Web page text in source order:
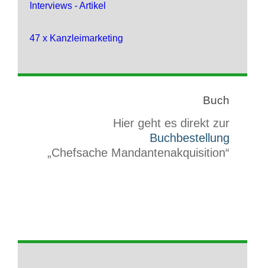
Interviews - Artikel
47 x Kanzleimarketing
Buch
Hier geht es direkt zur
Buchbestellung
„Chefsache Mandantenakquisition“